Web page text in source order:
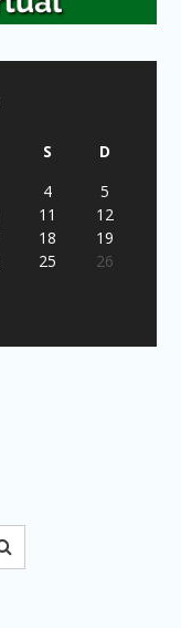
S
D
4
5
11
12
18
19
25
26